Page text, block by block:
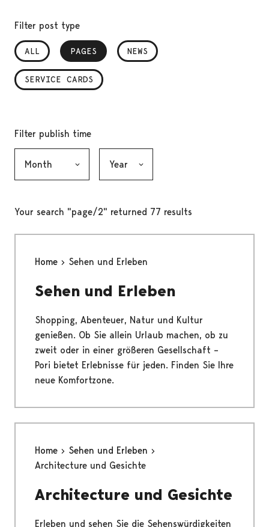
Filter post type
ALL PAGES
, SELECTED NEWS
SERVICE CARDS
Filter publish time
Your search "page/2" returned 77 results
Home Sehen und Erleben
Sehen und Erleben
Shopping, Abenteuer, Natur und Kultur
genießen. Ob Sie allein Urlaub machen, ob zu
zweit oder in einer größeren Gesellschaft –
Pori bietet Erlebnisse für jeden. Finden Sie Ihre
neue Komfortzone.
Home
Sehen und Erleben
Architecture und Gesichte
Architecture und Gesichte
Erleben und sehen Sie die Sehenswürdigkeiten